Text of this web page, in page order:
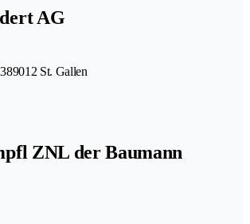
AG
9012 St. Gallen
ZNL der Baumann